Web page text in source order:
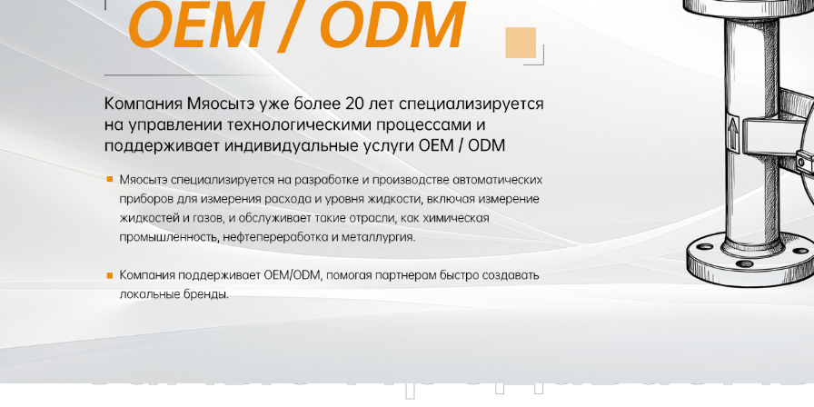
Самые